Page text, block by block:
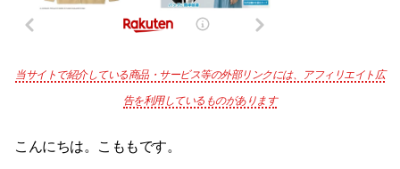
当サイトで紹介している商品・サービス等の外部リンクには、アフィリエイト広
告を利用しているものがあります
こんにちは。こももです。